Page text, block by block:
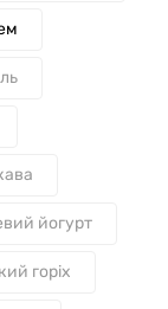
йогурт
горіх